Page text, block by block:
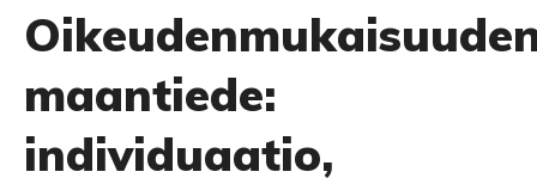
maantiede:
individuaatio,